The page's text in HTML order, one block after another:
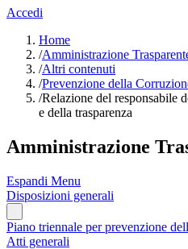
Accedi
Home
/Amministrazione
/Altri contenuti
/Prevenzione della
/Relazione del responsabile
e della trasparenza
Amministrazione
Espandi Menu
Disposizioni generali
Piano triennale per prevenzione
Atti generali